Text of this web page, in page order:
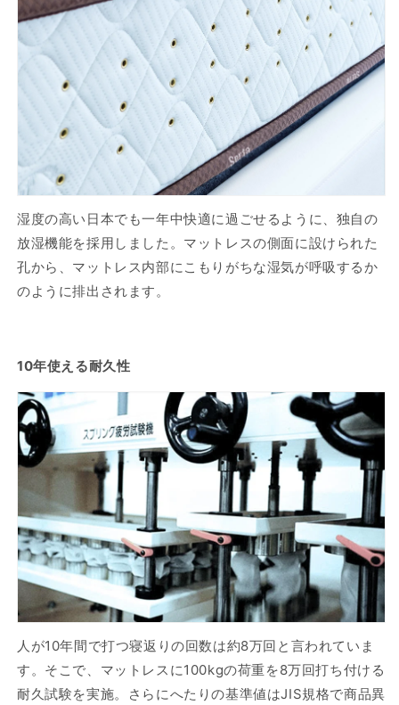
湿度の高い日本でも一年中快適に過ごせるように、独自の
放湿機能を採用しました。マットレスの側面に設けられた
孔から、マットレス内部にこもりがちな湿気が呼吸するか
のように排出されます。
10年使える耐久性
人が10年間で打つ寝返りの回数は約8万回と言われていま
す。そこで、マットレスに100kgの荷重を8万回打ち付ける
耐久試験を実施。さらにへたりの基準値はJIS規格で商品異